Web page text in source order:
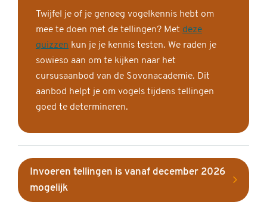
Twijfel je of je genoeg vogelkennis hebt om
mee te doen met de tellingen? Met deze
quizzen kun je je kennis testen. We raden je
sowieso aan om te kijken naar het
cursusaanbod van de Sovonacademie. Dit
aanbod helpt je om vogels tijdens tellingen
goed te determineren.
Invoeren tellingen is vanaf december 2026
mogelijk